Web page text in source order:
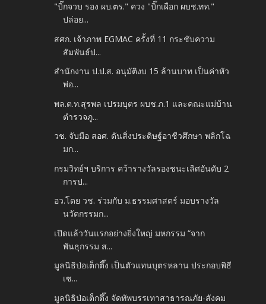
"บิ๊กจวบ รอง ผบ.ตร." ควง "บิ๊กเผือก ผบช.ทท."
ปล่อย...
สศก. เจ้าภาพ EGMAC ครั้งที่ 11 กระชับความ
สัมพันธ์ป...
สำนักงาน ป.ป.ส. อนุมัติงบ 15 ล้านบาท เป็นค่าหัว
พ่อ...
พล.ต.ท.สุรพล เปรมบุตร ผบช.ภ.1 และคณะแม่บ้าน
ตำรวจภู...
วช. จับมือ สอศ. ดันสิ่งประดิษฐ์อาชีวศึกษา พลิกโฉ
มก...
กรมวิทย์ฯ บริการ คว้ารางวัลรองชนะเลิศอันดับ 2
การป...
อว.โดย วช. ร่วมกับ ม.ธรรมศาสตร์ มอบรางวัล
นวัตกรรมก...
เปิดแล้ววันแรกอย่างยิ่งใหญ่ มหกรรม “จาก
พันธุกรรม ส...
มูลนิธิป่อเต็กตึ๊ง เป็นตัวแทนบุตรหลาน ประกอบพิธี
เซ...
มูลนิธิป่อเต็กตึ๊ง จัดทัพบรรเทาสาธารณภัย-สังคม